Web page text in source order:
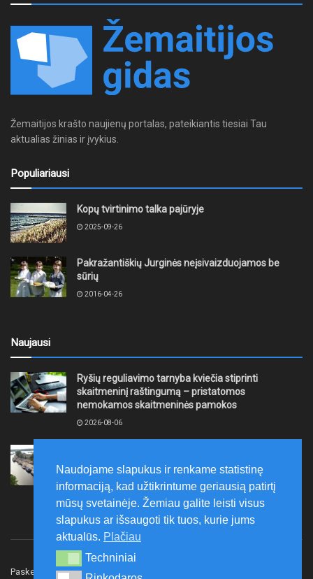
Žemaitijos krašto naujienų portalas, pateikiantis tiesiai Tau
aktualias žinias ir įvykius.
Populiariausi
Kopų tvirtinimo talka pajūryje
2025-09-26
Pakražantiškių Jurginės neįsivaizduojamos be
sūrių
2016-04-26
Naujausi
Ryšių reguliavimo tarnyba kviečia stiprinti
skaitmeninį raštingumą – pristatomos
nemokamos skaitmeninės pamokos
2026-08-06
Klaipėdoje juda į priekį
2026-08-06
Paskelbk naujieną Rašyti redakcijai
Naudojame slapukus ir renkame statistinę
informaciją, kad užtikrintume geriausią patirtį
mūsų svetainėje. Žemiau galite leisti visus
slapukus ar išsaugoti tik tuos, kurie jums
aktualūs. Plačiau
Techniniai
Techniniai